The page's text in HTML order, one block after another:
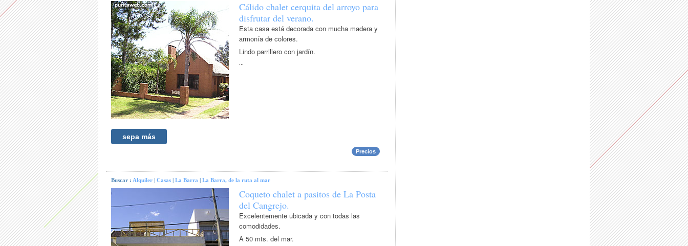
Cálido chalet cerquita del arroyo para
disfrutar del verano.
Esta casa está decorada con mucha madera y
armonía de colores.
Lindo parrillero con jardín.
...
sepa más
Precios
Buscar : Alquiler Casas La Barra La Barra, de la ruta al mar
Coqueto chalet a pasitos de La Posta
del Cangrejo.
Excelentemente ubicada y con todas las
comodidades.
A 50 mts. del mar.